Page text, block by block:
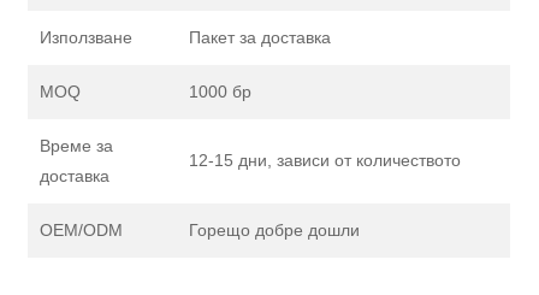
Използване Пакет за доставка
MOQ 1000 бр
Време за
доставка
12-15 дни, зависи от количеството
OEM/ODM Горещо добре дошли